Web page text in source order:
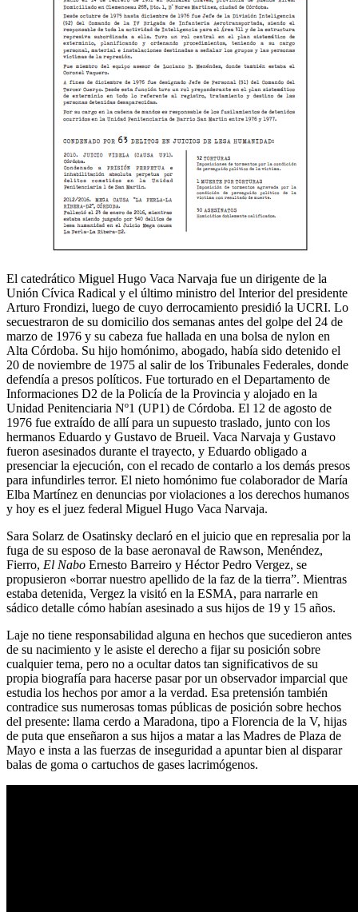
El catedrático Miguel Hugo Vaca Narvaja fue un dirigente de la
Unión Cívica Radical y el último ministro del Interior del presidente
Arturo Frondizi, luego de cuyo derrocamiento presidió la UCRI. Lo
secuestraron de su domicilio dos semanas antes del golpe del 24 de
marzo de 1976 y su cabeza fue hallada en una bolsa de nylon en
Alta Córdoba. Su hijo homónimo, abogado, había sido detenido el
20 de noviembre de 1975 al salir de los Tribunales Federales, donde
defendía a presos políticos. Fue torturado en el Departamento de
Informaciones D2 de la Policía de la Provincia y alojado en la
Unidad Penitenciaria Nº1 (UP1) de Córdoba. El 12 de agosto de
1976 fue extraído de allí para un supuesto traslado, junto con los
hermanos Eduardo y Gustavo de Brueil. Vaca Narvaja y Gustavo
fueron asesinados durante el trayecto, y Eduardo obligado a
presenciar la ejecución, con el recado de contarlo a los demás presos
para infundirles terror. El nieto homónimo fue colaborador de María
Elba Martínez en denuncias por violaciones a los derechos humanos
y hoy es el juez federal Miguel Hugo Vaca Narvaja.
Sara Solarz de Osatinsky declaró en el juicio que en represalia por la
fuga de su esposo de la base aeronaval de Rawson, Menéndez,
Fierro, El Nabo Ernesto Barreiro y Héctor Pedro Vergez, se
propusieron «borrar nuestro apellido de la faz de la tierra”. Mientras
estaba detenida, Vergez la visitó en la ESMA, para narrarle en
sádico detalle cómo habían asesinado a sus hijos de 19 y 15 años.
Laje no tiene responsabilidad alguna en hechos que sucedieron antes
de su nacimiento y le asiste el derecho a fijar su posición sobre
cualquier tema, pero no a ocultar datos tan significativos de su
propia biografía para hacerse pasar por un observador imparcial que
estudia los hechos por amor a la verdad. Esa pretensión también
contradice sus numerosas tomas públicas de posición sobre hechos
del presente: llama cerdo a Maradona, tipo a Florencia de la V, hijas
de puta que enseñaron a sus hijos a matar a las Madres de Plaza de
Mayo e insta a las fuerzas de inseguridad a apuntar bien al disparar
balas de goma o cartuchos de gases lacrimógenos.